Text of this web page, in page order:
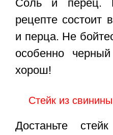
Соль и перец.
рецепте состоит
и перца. Не
особенно
хорош!
Стейк из
Достаньте